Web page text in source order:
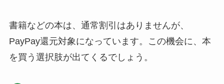
書籍などの本は、通常割引はありませんが、
PayPay還元対象になっています。この機会に、本
を買う選択肢が出てくるでしょう。